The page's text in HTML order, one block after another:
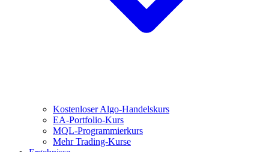
Kostenloser Algo-Handelskurs
EA-Portfolio-Kurs
MQL-Programmierkurs
Mehr Trading-Kurse